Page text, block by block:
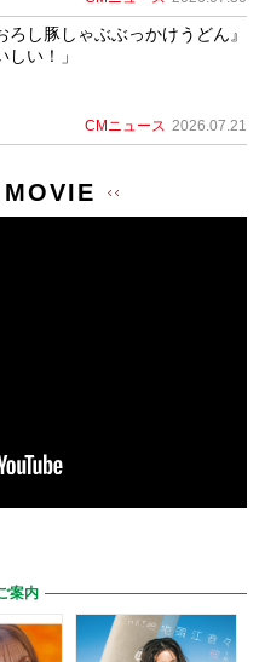
ろし豚しゃぶぶっかけうどん』
い！」
CMニュース 2026.07.21
案内